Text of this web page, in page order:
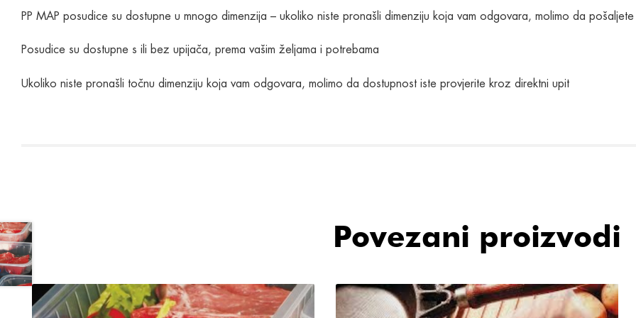
PP MAP posudice su dostupne u mnogo dimenzija – ukoliko niste pronašli dimenziju koja vam odgovara, molimo da
Posudice su dostupne s ili bez upijača, prema vašim željama i potrebama
Ukoliko niste pronašli točnu dimenziju koja vam odgovara, molimo da dostupnost iste provjerite kroz direktni upit
Povezani proizvodi